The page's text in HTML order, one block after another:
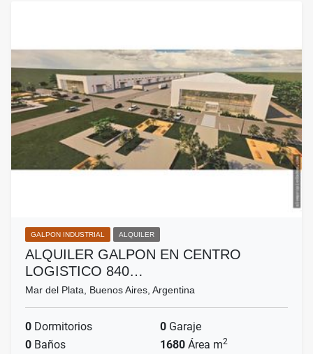
GALPON INDUSTRIAL ALQUILER
ALQUILER GALPON EN CENTRO
LOGISTICO 840…
Mar del Plata, Buenos Aires, Argentina
0 Dormitorios 0 Garaje
0 Baños 1680 Área m2